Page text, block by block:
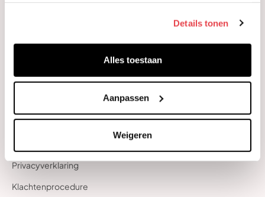
Details tonen
Alles toestaan
Aanpassen
Weigeren
Team Flow Research
Inspiratie
Algemene voorwaarden
Privacyverklaring
Klachtenprocedure